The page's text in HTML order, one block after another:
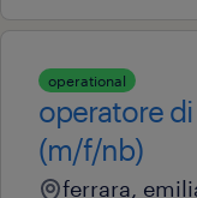
operational
operatore
(m/f/nb)
ferrara,